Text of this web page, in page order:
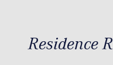
Residence